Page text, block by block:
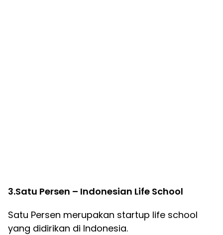
3.Satu Persen – Indonesian Life School
Satu Persen merupakan startup life school
yang didirikan di Indonesia.